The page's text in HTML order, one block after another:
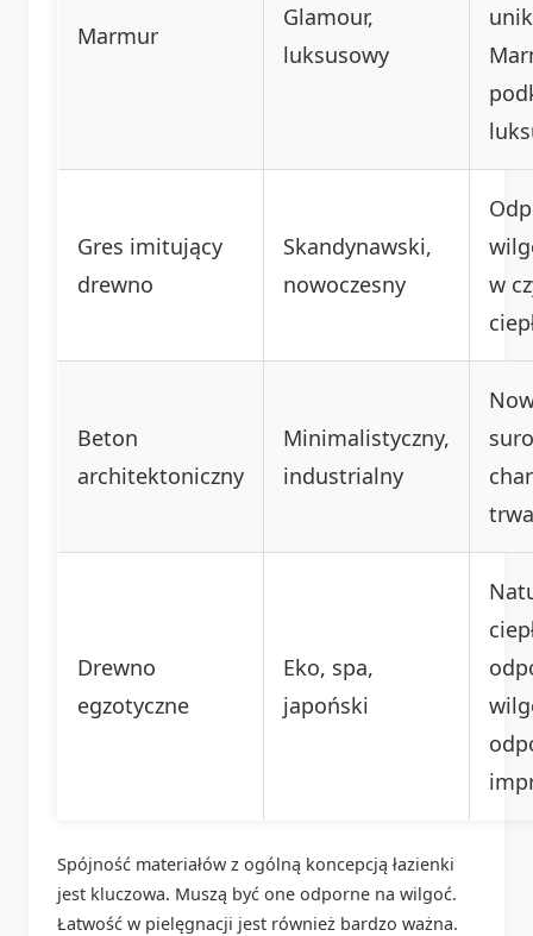
Marmur
Glamour,
luksusowy
Gres imitujący
drewno
Skandynawski,
nowoczesny
w
Beton
architektoniczny
Minimalistyczny,
industrialny
Drewno
egzotyczne
Eko, spa,
japoński
Spójność materiałów z ogólną koncepcją łazienki
jest kluczowa. Muszą być one odporne na wilgoć.
Łatwość w pielęgnacji jest również bardzo ważna.